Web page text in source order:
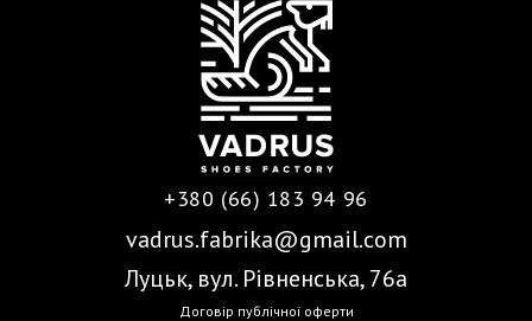
+380 (66) 183 94 96
vadrus.fabrika@gmail.com
Луцьк, вул. Рівненська, 76а
Договір публічної оферти